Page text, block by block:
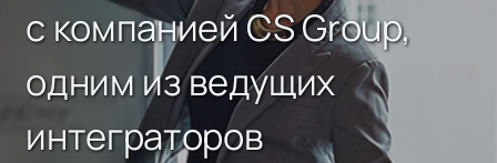
с компанией CS Group,
одним из ведущих
интеграторов